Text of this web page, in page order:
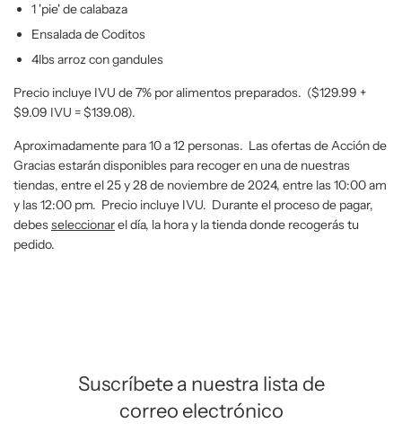
1 'pie' de calabaza
Ensalada de Coditos
4lbs arroz con gandules
Precio incluye IVU de 7% por alimentos preparados. ($129.99 +
$9.09 IVU = $139.08).
Aproximadamente para 10 a 12 personas. Las ofertas de Acción de
Gracias estarán disponibles para recoger en una de nuestras
tiendas, entre el 25 y 28 de noviembre de 2024, entre las 10:00 am
y las 12:00 pm. Precio incluye IVU. Durante el proceso de pagar,
debesseleccionarel día, la hora y la tienda donde recogerás tu
pedido.
Suscríbete a nuestra lista de
correo electrónico